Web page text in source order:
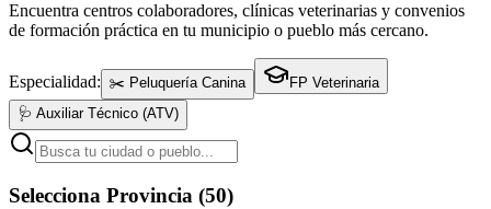
Encuentra centros colaboradores, clínicas veterinarias y convenios
de formación práctica en tu municipio o pueblo más cercano.
Especialidad: ✂️ Peluquería Canina
FP Veterinaria
🩺 Auxiliar Técnico (ATV)
Selecciona Provincia (50)